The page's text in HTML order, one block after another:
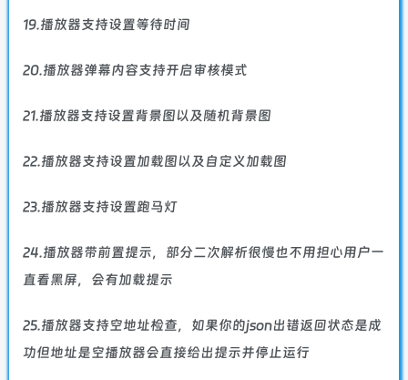
19.播放器支持设置等待时间
20.播放器弹幕内容支持开启审核模式
21.播放器支持设置背景图以及随机背景图
22.播放器支持设置加载图以及自定义加载图
23.播放器支持设置跑马灯
24.播放器带前置提示，部分二次解析很慢也不用担心用户一
直看黑屏，会有加载提示
25.播放器支持空地址检查，如果你的json出错返回状态是成
功但地址是空播放器会直接给出提示并停止运行